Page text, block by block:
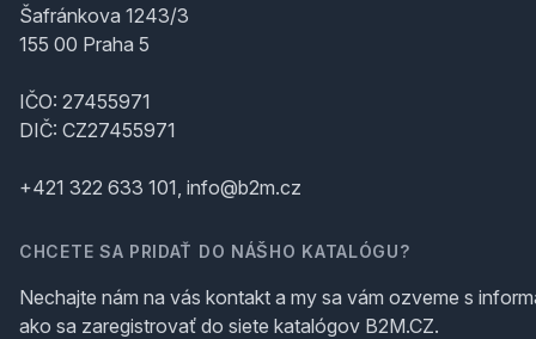
Šafránkova 1243/3
155 00 Praha 5
IČO: 27455971
DIČ: CZ27455971
+421 322 633 101, info@b2m.cz
CHCETE SA PRIDAŤ DO NÁŠHO KATALÓGU?
Nechajte nám na vás kontakt a my sa vám ozveme s
ako sa zaregistrovať do siete katalógov B2M.CZ.